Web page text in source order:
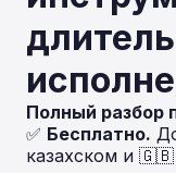
Полный разбор
✅ Бесплатно.
казахском и 🇬🇧